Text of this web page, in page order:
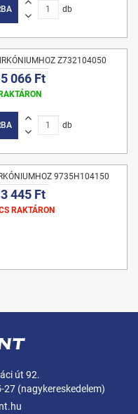
db
Z732104050
066 Ft
RAKTÁRON
db
9735H104150
445 Ft
RAKTÁRON
út 92.
(nagykereskedelem)